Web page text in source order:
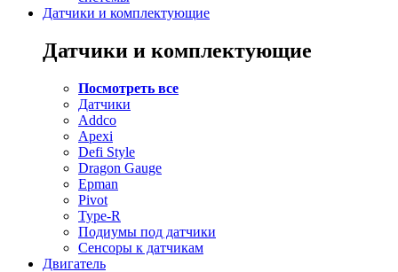
Датчики и комплектующие
Датчики и комплектующие
Посмотреть все
Датчики
Addco
Apexi
Defi Style
Dragon Gauge
Epman
Pivot
Type-R
Подиумы под датчики
Сенсоры к датчикам
Двигатель